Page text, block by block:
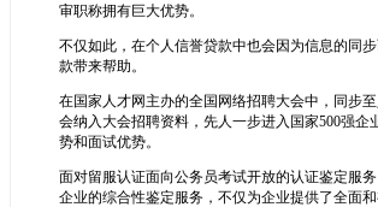
审职称拥有巨大优势。
不仅如此，在个人信誉贷款中也会因为信息的同
款带来帮助。
在国家人才网主办的全国网络招聘大会中，同步
会纳入大会招聘资料，先人一步进入国家500强企
势和面试优势。
面对留服认证面向公务员考试开放的认证鉴定服
企业的综合性鉴定服务，不仅为企业提供了全面